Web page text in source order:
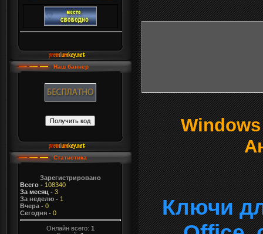
Наш баннер
Статистика
Зарегистрировано
Всего- 108340
За месяц - 3
За неделю- 1
Вчера- 0
Сегодня- 0
Онлайн всего: 1
Windows
Ключи